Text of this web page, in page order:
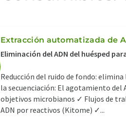
Extracción automatizada de
Eliminación del ADN del huésped
Reducción del ruido de fondo:
la secuenciación: El agotamiento del
objetivos microbianos ✓ Flujos de
ADN por reactivos (Kitome) ✓...